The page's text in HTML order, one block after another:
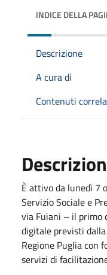
INDICE DELLA
Descrizione
A cura di
Contenuti
È attivo da lunedì 7
Servizio Sociale e
via Fuiani – il primo
digitale previsti
Regione Puglia con
servizi di